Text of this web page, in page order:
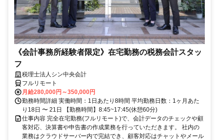
《会計事務所経験者限定》在宅勤務の税務会計スタッ
フ
税理士法人シン中央会計
フルリモート
月給280,000円～350,000円
勤務時間詳細 実働時間：1日あたり8時間 平均勤務日数：1ヶ月あた
り18日 〜 21日 【勤務時間】8:45~17:45(休憩60分)
仕事内容 完全在宅勤務(フルリモート)で、会計データのチェックや顧
客対応、決算書や申告書の作成業務を行っていただきます。 社内の
業務はクラウドサーバー内で完結でき、顧客対応はチャットやメール